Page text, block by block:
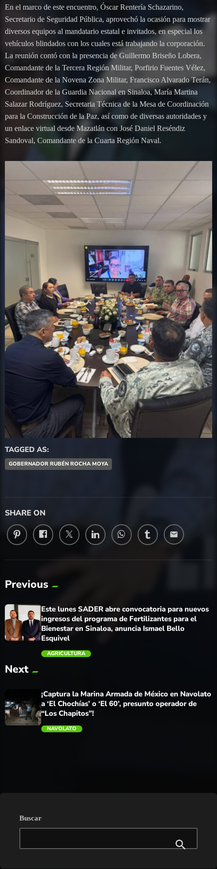
En el marco de este encuentro, Óscar Rentería Schazarino,
Secretario de Seguridad Pública, aprovechó la ocasión para mostrar
diversos equipos al mandatario estatal e invitados, en especial los
vehículos blindados con los cuales está trabajando la corporación.
La reunión contó con la presencia de Guillermo Briseño Lobera,
Comandante de la Tercera Región Militar, Porfirio Fuentes Vélez,
Comandante de la Novena Zona Militar, Francisco Alvarado Terán,
Coordinador de la Guardia Nacional en Sinaloa, María Martina
Salazar Rodríguez, Secretaria Técnica de la Mesa de Coordinación
para la Construcción de la Paz, así como de diversas autoridades y
un enlace virtual desde Mazatlán con José Daniel Reséndiz
Sandoval, Comandante de la Cuarta Región Naval.
TAGGED AS:
GOBERNADOR RUBÉN ROCHA MOYA
SHARE ON
email
Previous
trending_flat
Este lunes SADER abre convocatoria para nuevos
ingresos del programa de Fertilizantes para el
Bienestar en Sinaloa, anuncia Ismael Bello
Esquivel
AGRICULTURA
Next
¡Captura la Marina Armada de México en Navolato
a ‘El Chochías’ o ‘El 60’, presunto operador de
“Los Chapitos”!
NAVOLATO
Buscar